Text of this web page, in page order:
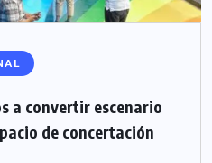
a convertir escenario
de concertación